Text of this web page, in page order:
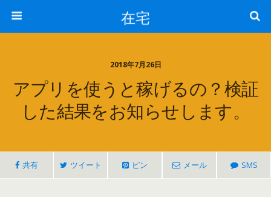
在宅
2018年7月26日
アプリを使うと稼げるの？検証
した結果をお知らせします。
共有 ツイート ピン メール SMS